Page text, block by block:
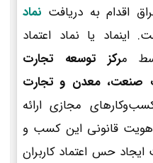
اقدام به دریافت نماد
اینماد یا نماد اعتماد
رکز توسعه تجارت
صنعت، معدن و تجارت
مجازی ارائه
هویت قانونی این کسب و
حس اعتماد کاربران